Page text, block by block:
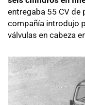
entregaba 55 CV de
compañía introdujo
válvulas en cabeza